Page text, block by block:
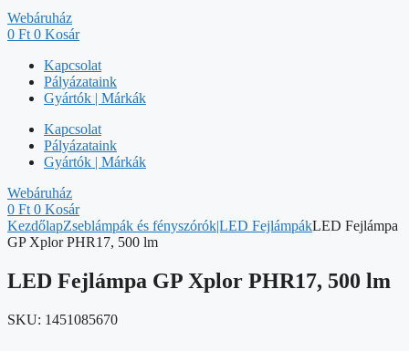
Webáruház
0 Ft 0 Kosár
Kapcsolat
Pályázataink
Gyártók | Márkák
Kapcsolat
Pályázataink
Gyártók | Márkák
Webáruház
0 Ft 0 Kosár
KezdőlapZseblámpák és fényszórók|LED FejlámpákLED Fejlámpa
GP Xplor PHR17, 500 lm
LED Fejlámpa GP Xplor PHR17, 500 lm
SKU: 1451085670